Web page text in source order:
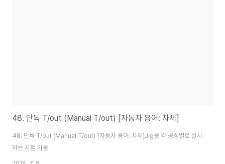
48. 단독 T/out (Manual T/out) [자동차 용어: 차체]
48. 단독 T/out (Manual T/out) [자동차 용어: 차체]Jig를 각 공정별로 실시
하는 시험 가동